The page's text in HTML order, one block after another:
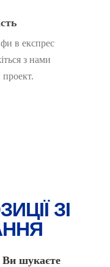
в експрес
з нами
ЗІ
Ви шукаєте